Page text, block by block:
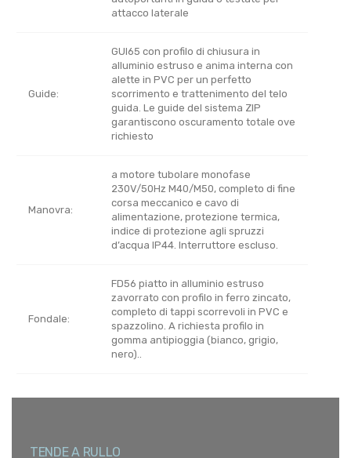
attacco laterale
Guide:
GUI65 con profilo di chiusura in
alluminio estruso e anima interna con
alette in PVC per un perfetto
scorrimento e trattenimento del telo
guida. Le guide del sistema ZIP
garantiscono oscuramento totale ove
richiesto
Manovra:
a motore tubolare monofase
230V/50Hz M40/M50, completo di fine
corsa meccanico e cavo di
alimentazione, protezione termica,
indice di protezione agli spruzzi
d’acqua IP44. Interruttore escluso.
Fondale:
FD56 piatto in alluminio estruso
zavorrato con profilo in ferro zincato,
completo di tappi scorrevoli in PVC e
spazzolino. A richiesta profilo in
gomma antipioggia (bianco, grigio,
nero)..
TENDE A RULLO